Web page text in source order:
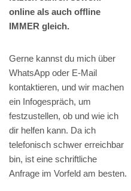
online als auch offline
IMMER gleich.
Gerne kannst du mich über
WhatsApp oder E-Mail
kontaktieren, und wir machen
ein Infogespräch, um
festzustellen, ob und wie ich
dir helfen kann. Da ich
telefonisch schwer erreichbar
bin, ist eine schriftliche
Anfrage im Vorfeld am besten.